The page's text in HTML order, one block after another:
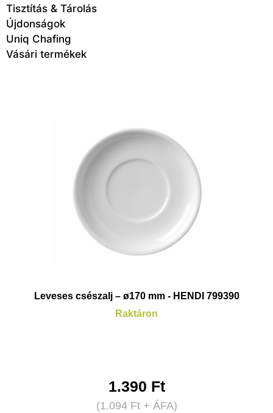
Tisztítás & Tárolás
Újdonságok
Uniq Chafing
Vásári termékek
Leveses csészalj – ø170 mm - HENDI 799390
Raktáron
1.390 Ft
(1.094 Ft+ ÁFA)